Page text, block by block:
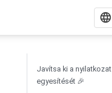
Javítsa ki a nyilatkozat
egyesítését 🎉